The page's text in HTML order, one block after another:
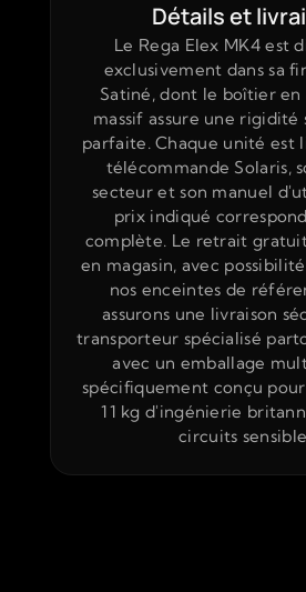
Le Rega Elex MK4 est
exclusivement dans sa
Satiné, dont le boîtier
massif assure une
parfaite. Chaque unité est
télécommande Solaris,
secteur et son manuel
prix indiqué
complète. Le retrait
en magasin, avec
nos enceintes de
assurons une livraison
transporteur spécialisé
avec un emballage
spécifiquement conçu
11 kg d'ingénierie
circuits
Détails et